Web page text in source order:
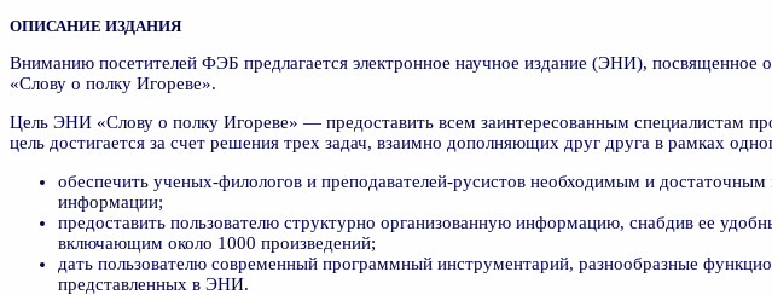
ОПИСАНИЕ ИЗДАНИЯ
Вниманию посетителей ФЭБ предлагается электронное научное издание (ЭНИ),
«Слову о полку Игореве».
Цель ЭНИ «Слову о полку Игореве» — предоставить всем заинтересованным специалистам
цель достигается за счет решения трех задач, взаимно дополняющих друг друга в рамках
обеспечить ученых-филологов и преподавателей-русистов необходимым и
информации;
предоставить пользователю структурно организованную информацию, снабдив ее
включающим около 1000 произведений;
дать пользователю современный программный инструментарий, разнообразные
представленных в ЭНИ.